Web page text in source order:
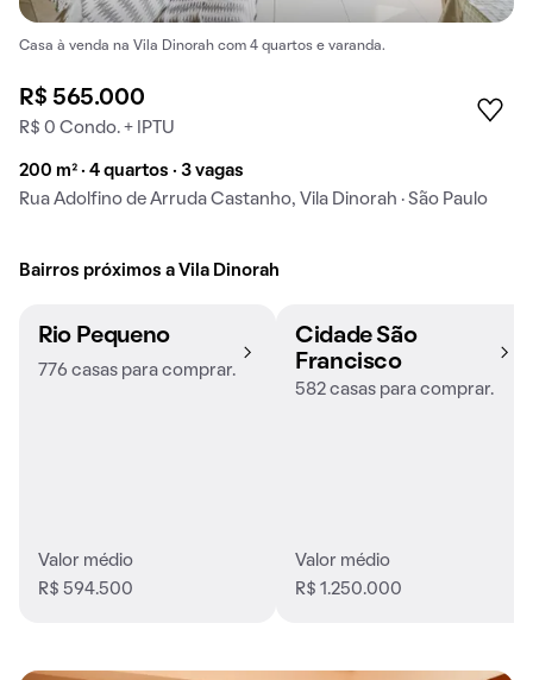
Casa à venda na Vila Dinorah com 4 quartos e varanda.
R$ 565.000
R$ 0 Condo. + IPTU
200 m² · 4 quartos · 3 vagas
Rua Adolfino de Arruda Castanho, Vila Dinorah · São Paulo
Bairros próximos a Vila Dinorah
Rio Pequeno
776 casas para comprar.
Valor médio
R$ 594.500
Cidade São
Francisco
582 casas para comprar.
Valor médio
R$ 1.250.000